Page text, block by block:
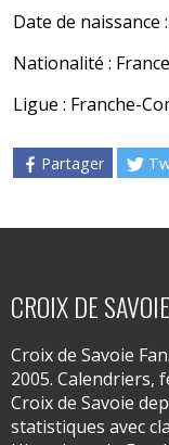
Date de naissance
Nationalité : France
Ligue : Franche-
Partager
CROIX DE
Croix de Savoie
2005. Calendriers,
Croix de Savoie
statistiques avec